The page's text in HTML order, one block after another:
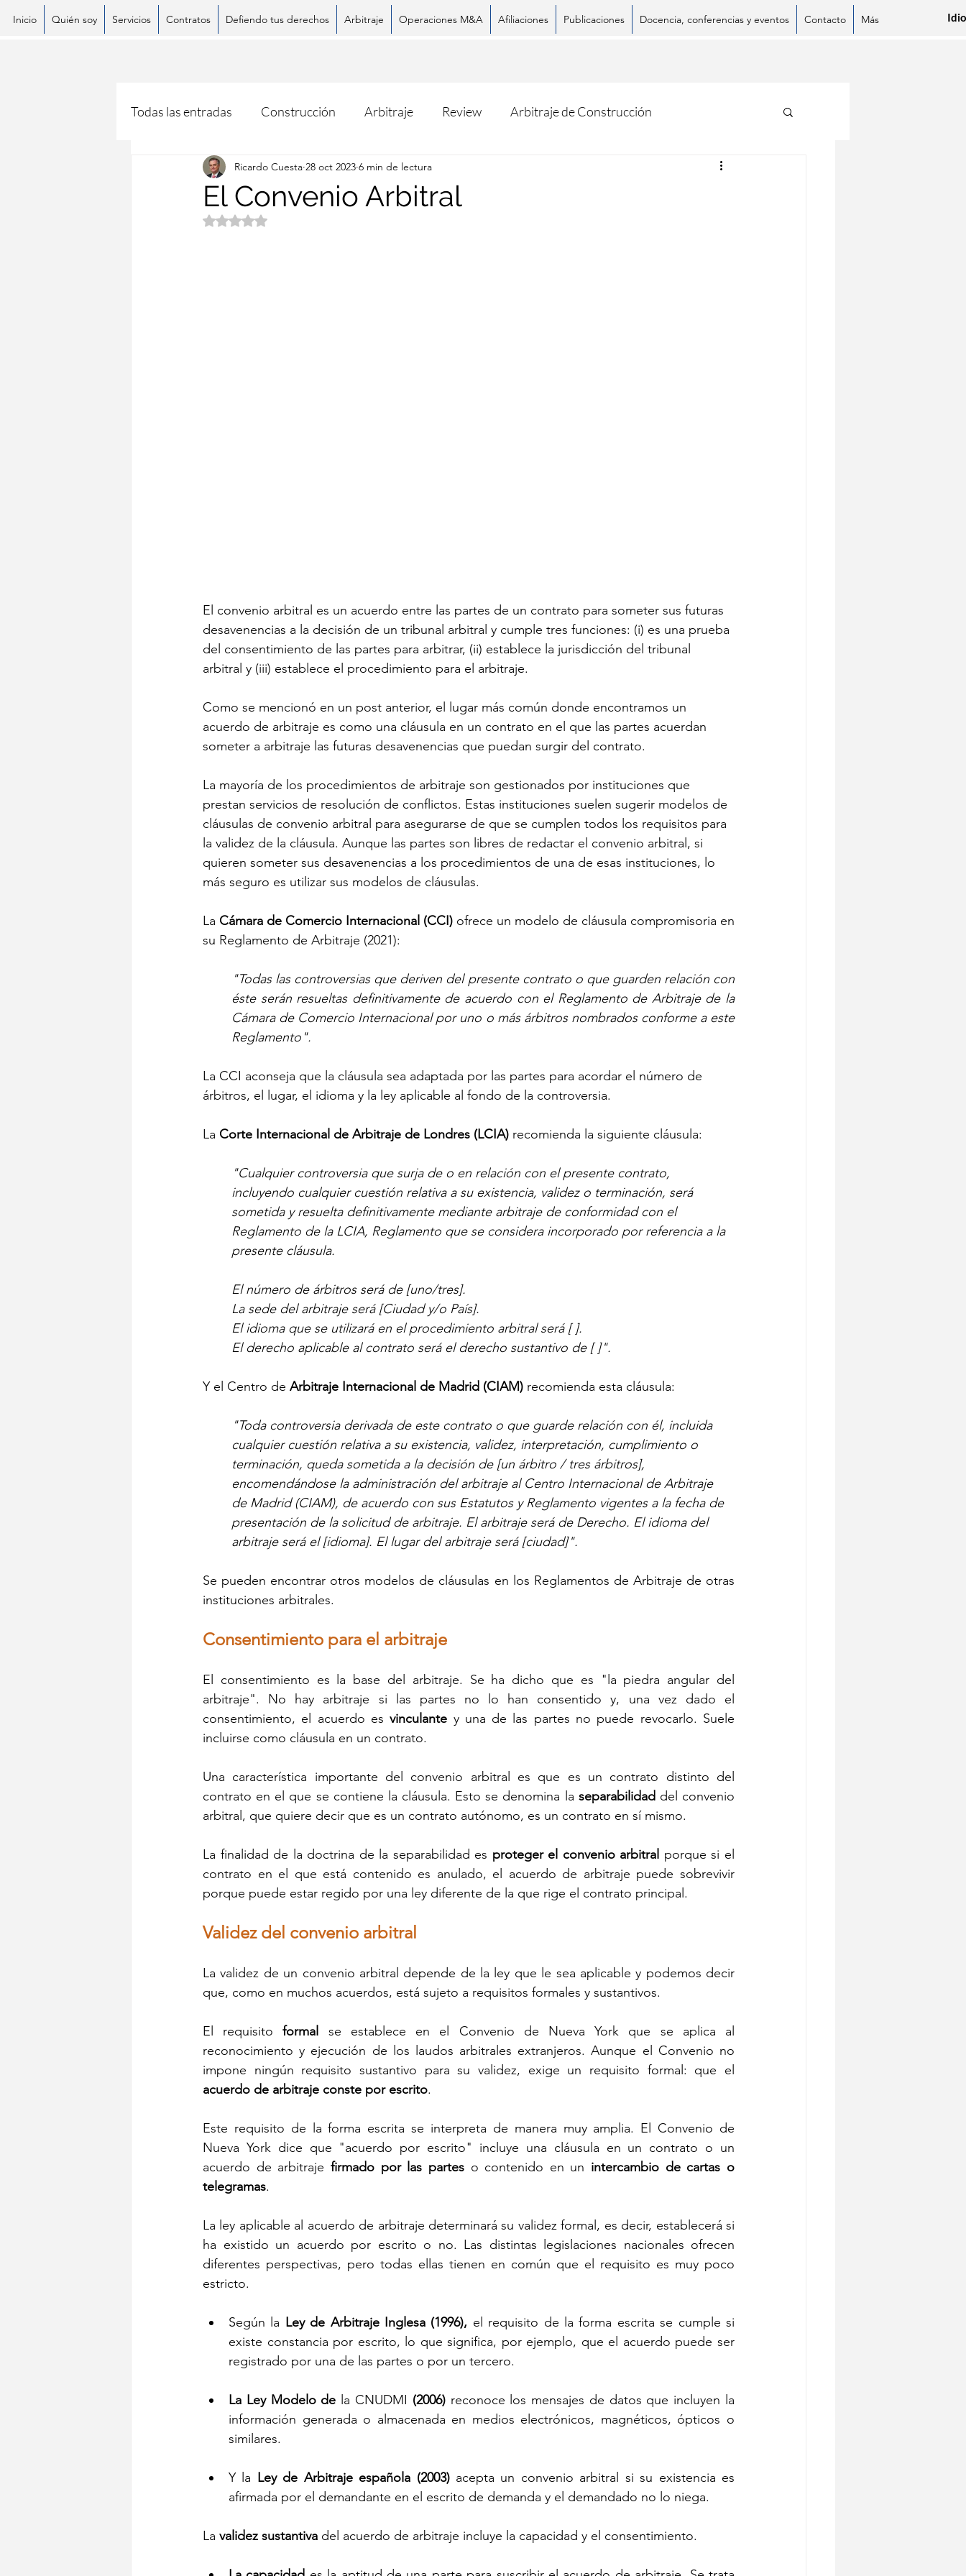
Inicio Quién soy Servicios Contratos Defiendo tus derechos Arbitraje Operaciones M&A Afiliaciones Publicaciones Docencia, conferencias y eventos Contacto Más
Todas las entradas Construcción Arbitraje Review Arbitraje de Construcción
El Convenio Arbitral
Ricardo Cuesta 28 oct 2023 6 min de lectura
Obtuvo NaN de 5 estrellas.
El convenio arbitral es un acuerdo entre las partes de un contrato para someter sus futuras
desavenencias a la decisión de un tribunal arbitral y cumple tres funciones: (i) es una prueba
del consentimiento de las partes para arbitrar, (ii) establece la jurisdicción del tribunal
arbitral y (iii) establece el procedimiento para el arbitraje.
Como se mencionó en un post anterior, el lugar más común donde encontramos un
acuerdo de arbitraje es como una cláusula en un contrato en el que las partes acuerdan
someter a arbitraje las futuras desavenencias que puedan surgir del contrato.
La mayoría de los procedimientos de arbitraje son gestionados por instituciones que
prestan servicios de resolución de conflictos. Estas instituciones suelen sugerir modelos de
cláusulas de convenio arbitral para asegurarse de que se cumplen todos los requisitos para
la validez de la cláusula. Aunque las partes son libres de redactar el convenio arbitral, si
quieren someter sus desavenencias a los procedimientos de una de esas instituciones, lo
más seguro es utilizar sus modelos de cláusulas.
La Cámara de Comercio Internacional (CCI) ofrece un modelo de cláusula compromisoria en
su Reglamento de Arbitraje (2021):
"Todas las controversias que deriven del presente contrato o que guarden relación con
éste serán resueltas definitivamente de acuerdo con el Reglamento de Arbitraje de la
Cámara de Comercio Internacional por uno o más árbitros nombrados conforme a este
Reglamento".
La CCI aconseja que la cláusula sea adaptada por las partes para acordar el número de
árbitros, el lugar, el idioma y la ley aplicable al fondo de la controversia.
La Corte Internacional de Arbitraje de Londres (LCIA) recomienda la siguiente cláusula:
"Cualquier controversia que surja de o en relación con el presente contrato,
incluyendo cualquier cuestión relativa a su existencia, validez o terminación, será
sometida y resuelta definitivamente mediante arbitraje de conformidad con el
Reglamento de la LCIA, Reglamento que se considera incorporado por referencia a la
presente cláusula.
El número de árbitros será de [uno/tres].
La sede del arbitraje será [Ciudad y/o País].
El idioma que se utilizará en el procedimiento arbitral será [ ].
El derecho aplicable al contrato será el derecho sustantivo de [ ]".
Y el Centro de Arbitraje Internacional de Madrid (CIAM) recomienda esta cláusula:
"Toda controversia derivada de este contrato o que guarde relación con él, incluida
cualquier cuestión relativa a su existencia, validez, interpretación, cumplimiento o
terminación, queda sometida a la decisión de [un árbitro / tres árbitros],
encomendándose la administración del arbitraje al Centro Internacional de Arbitraje
de Madrid (CIAM), de acuerdo con sus Estatutos y Reglamento vigentes a la fecha de
presentación de la solicitud de arbitraje. El arbitraje será de Derecho. El idioma del
arbitraje será el [idioma]. El lugar del arbitraje será [ciudad]".
Se pueden encontrar otros modelos de cláusulas en los Reglamentos de Arbitraje de otras
instituciones arbitrales.
Consentimiento para el arbitraje
El consentimiento es la base del arbitraje. Se ha dicho que es "la piedra angular del
arbitraje". No hay arbitraje si las partes no lo han consentido y, una vez dado el
consentimiento, el acuerdo es vinculante y una de las partes no puede revocarlo. Suele
incluirse como cláusula en un contrato.
Una característica importante del convenio arbitral es que es un contrato distinto del
contrato en el que se contiene la cláusula. Esto se denomina la separabilidad del convenio
arbitral, que quiere decir que es un contrato autónomo, es un contrato en sí mismo.
La finalidad de la doctrina de la separabilidad es proteger el convenio arbitral porque si el
contrato en el que está contenido es anulado, el acuerdo de arbitraje puede sobrevivir
porque puede estar regido por una ley diferente de la que rige el contrato principal.
Validez del convenio arbitral
La validez de un convenio arbitral depende de la ley que le sea aplicable y podemos decir
que, como en muchos acuerdos, está sujeto a requisitos formales y sustantivos.
El requisito formal se establece en el Convenio de Nueva York que se aplica al
reconocimiento y ejecución de los laudos arbitrales extranjeros. Aunque el Convenio no
acuerdo de arbitraje conste por escrito.
Este requisito de la forma escrita se interpreta de manera muy amplia. El Convenio de
Nueva York dice que "acuerdo por escrito" incluye una cláusula en un contrato o un
acuerdo de arbitraje firmado por las partes o contenido en un intercambio de cartas o
telegramas.
La ley aplicable al acuerdo de arbitraje determinará su validez formal, es decir, establecerá si
ha existido un acuerdo por escrito o no. Las distintas legislaciones nacionales ofrecen
diferentes perspectivas, pero todas ellas tienen en común que el requisito es muy poco
estricto.
Según la Ley de Arbitraje Inglesa (1996), el requisito de la forma escrita se cumple si
existe constancia por escrito, lo que significa, por ejemplo, que el acuerdo puede ser
registrado por una de las partes o por un tercero.
La Ley Modelo de la CNUDMI (2006) reconoce los mensajes de datos que incluyen la
información generada o almacenada en medios electrónicos, magnéticos, ópticos o
similares.
Y la Ley de Arbitraje española (2003) acepta un convenio arbitral si su existencia es
afirmada por el demandante en el escrito de demanda y el demandado no lo niega.
La validez sustantiva del acuerdo de arbitraje incluye la capacidad y el consentimiento.